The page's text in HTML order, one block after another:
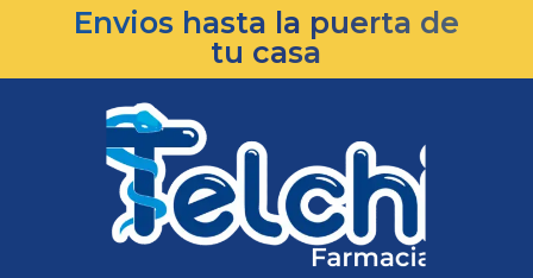
Envios hasta la puerta de
tu casa